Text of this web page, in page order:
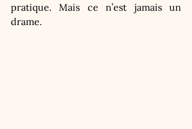
pratique. Mais ce n’est jamais un
drame.